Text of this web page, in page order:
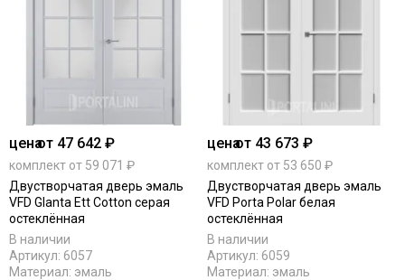
ценаот 47 642 ₽
комплект от 59 071 ₽
Двустворчатая дверь эмаль
VFD Glanta Ett Cotton серая
остеклённая
В наличии
Артикул: 6057
Материал: эмаль
ценаот 43 673 ₽
комплект от 53 650 ₽
Двустворчатая дверь эмаль
VFD Porta Polar белая
остеклённая
В наличии
Артикул: 6059
Материал: эмаль